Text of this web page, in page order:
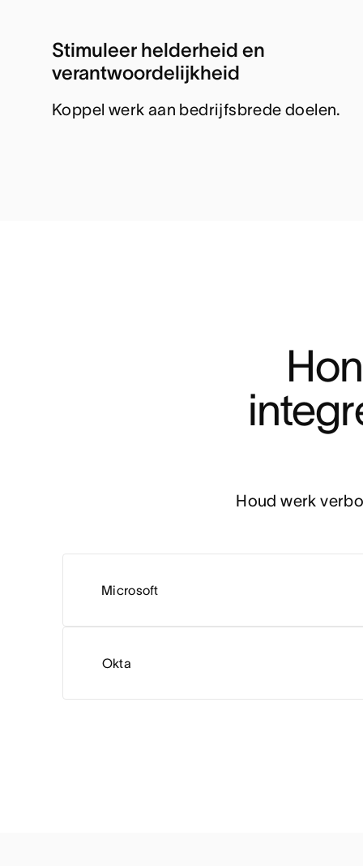
Stimuleer helderheid en
verantwoordelijkheid
Koppel werk aan bedrijfsbrede doelen.
Houd werk
Microsoft
Okta